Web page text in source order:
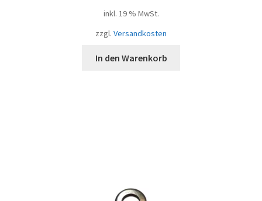
inkl. 19 % MwSt.
zzgl. Versandkosten
In den Warenkorb